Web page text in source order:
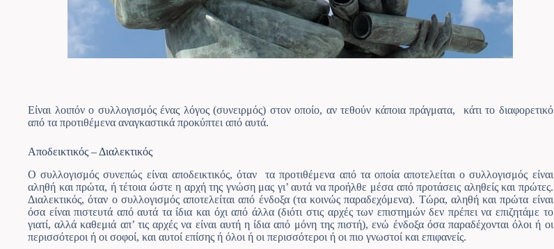
Είναι λοιπόν ο συλλογισμός ένας λόγος (συνειρμός) στον οποίο, αν τεθούν κάποια πράγματα, κάτι το διαφορετικό
από τα προτιθέμενα αναγκαστικά προκύπτει από αυτά.
Αποδεικτικός – Διαλεκτικός
Ο συλλογισμός συνεπώς είναι αποδεικτικός, όταν τα προτιθέμενα από τα οποία αποτελείται ο συλλογισμός είναι
αληθή και πρώτα, ή τέτοια ώστε η αρχή της γνώση μας γι’ αυτά να προήλθε μέσα από προτάσεις αληθείς και πρώτες.
Διαλεκτικός, όταν ο συλλογισμός αποτελείται από ένδοξα (τα κοινώς παραδεχόμενα). Τώρα, αληθή και πρώτα είναι
όσα είναι πιστευτά από αυτά τα ίδια και όχι από άλλα (διότι στις αρχές των επιστημών δεν πρέπει να επιζητάμε το
γιατί, αλλά καθεμιά απ’ τις αρχές να είναι αυτή η ίδια από μόνη της πιστή), ενώ ένδοξα όσα παραδέχονται όλοι ή οι
περισσότεροι ή οι σοφοί, και αυτοί επίσης ή όλοι ή οι περισσότεροι ή οι πιο γνωστοί και επιφανείς.